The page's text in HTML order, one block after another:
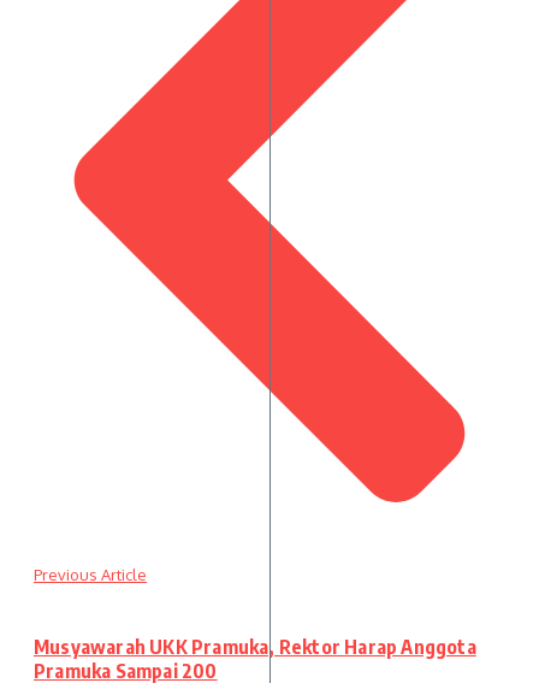
Previous Article
Musyawarah UKK Pramuka, Rektor Harap Anggota
Pramuka Sampai 200